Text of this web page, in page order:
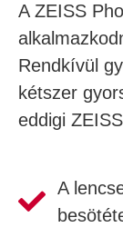
A ZEISS
Rendkívül
kétszer
eddigi
A